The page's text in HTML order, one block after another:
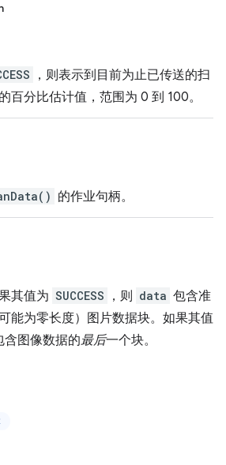
，则表示到目前为止已传送的扫
百分比估计值，范围为 0 到 100。
的作业句柄。
其值为 SUCCESS ，则 data 包含准
能为零长度）图片数据块。如果其值
含图像数据的最后一个块。